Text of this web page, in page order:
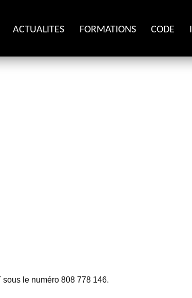
ACTUALITES FORMATIONS CODE
le numéro 808 778 146.